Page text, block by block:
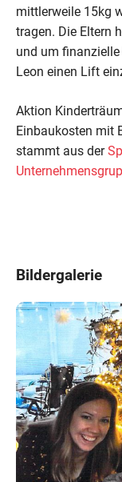
mittlerweile 15kg
tragen. Die Eltern
und um
Leon einen Lift
Aktion
Einbaukosten mit
stammt aus der
Bildergalerie